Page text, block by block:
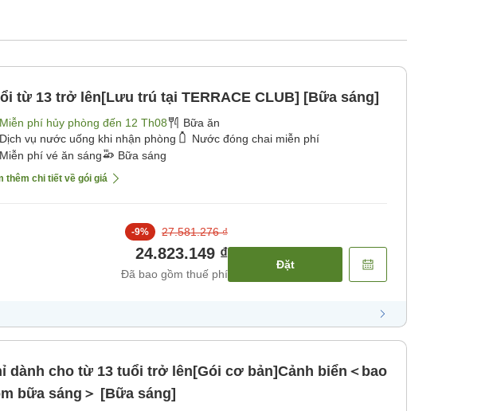
từ 13 trở lên[Lưu trú tại TERRACE CLUB] [Bữa sáng]
Miễn phí hủy phòng đến 12 Th08
Bữa ăn
Dịch vụ nước uống khi nhận phòng
Nước đóng chai miễn phí
Miễn phí vé ăn sáng
Bữa sáng
thêm chi tiết về gói giá
-9% 27.581.276 ₫
24.823.149 ₫
Đã bao gồm thuế phí
Đặt
dành cho từ 13 tuổi trở lên[Gói cơ bản]Cảnh biển＜bao
bữa sáng＞ [Bữa sáng]